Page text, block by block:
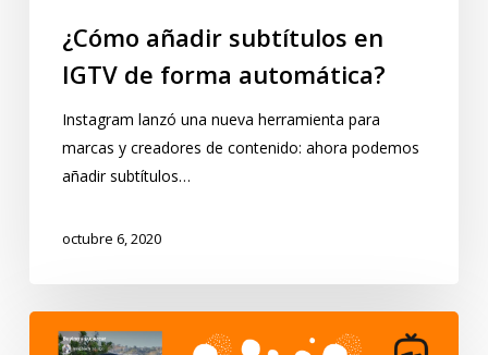
¿Cómo añadir subtítulos en
IGTV de forma automática?
Instagram lanzó una nueva herramienta para
marcas y creadores de contenido: ahora podemos
añadir subtítulos…
octubre 6, 2020